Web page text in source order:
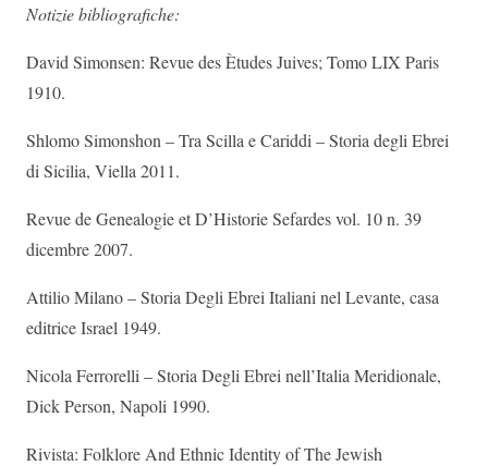
Notizie bibliografiche:
David Simonsen: Revue des Ètudes Juives; Tomo LIX Paris
1910.
Shlomo Simonshon – Tra Scilla e Cariddi – Storia degli Ebrei
di Sicilia, Viella 2011.
Revue de Genealogie et D’Historie Sefardes vol. 10 n. 39
dicembre 2007.
Attilio Milano – Storia Degli Ebrei Italiani nel Levante, casa
editrice Israel 1949.
Nicola Ferrorelli – Storia Degli Ebrei nell’Italia Meridionale,
Dick Person, Napoli 1990.
Rivista: Folklore And Ethnic Identity of The Jewish